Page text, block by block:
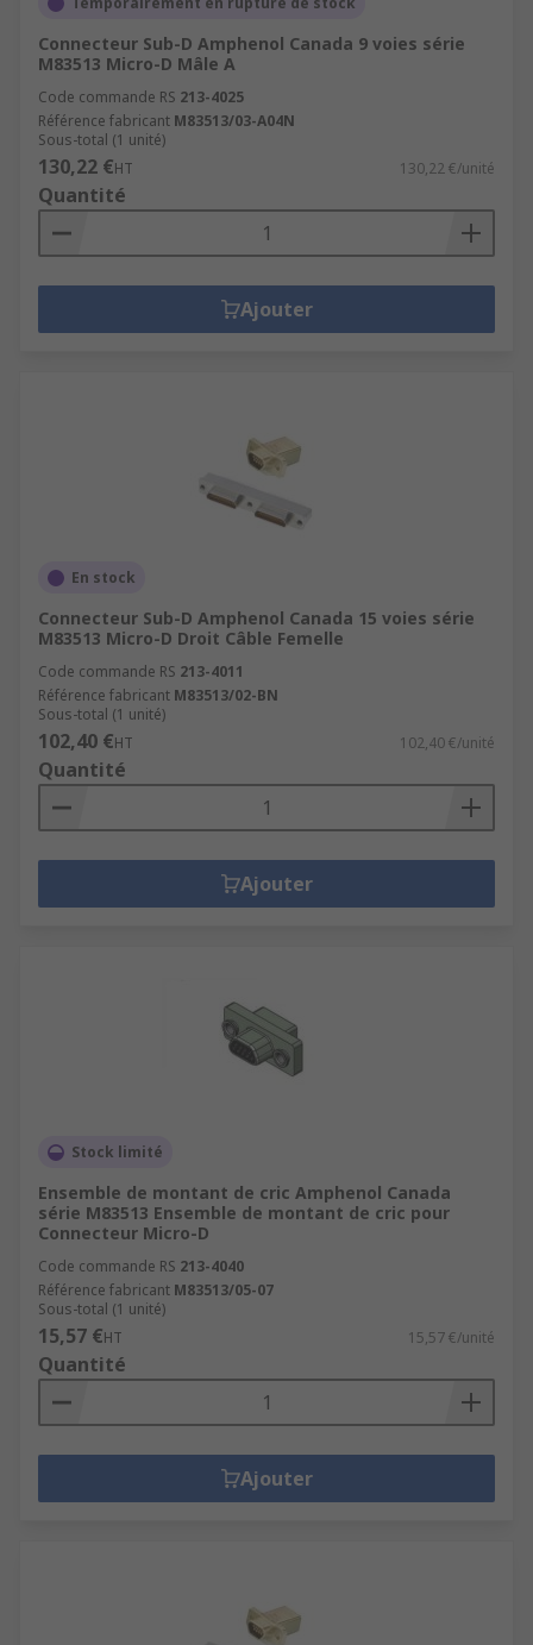
Connecteur Sub-D Amphenol Canada 9 voies série
M83513 Micro-D Mâle A
Code commande RS 213-4025
Référence fabricant M83513/03-A04N
Sous-total (1 unité)
130,22 €HT 130,22 €/unité
Quantité
Ajouter
En stock
Connecteur Sub-D Amphenol Canada 15 voies série
M83513 Micro-D Droit Câble Femelle
Code commande RS 213-4011
Référence fabricant M83513/02-BN
Sous-total (1 unité)
102,40 €HT 102,40 €/unité
Quantité
Ajouter
Stock limité
Ensemble de montant de cric Amphenol Canada
série M83513 Ensemble de montant de cric pour
Connecteur Micro-D
Code commande RS 213-4040
Référence fabricant M83513/05-07
Sous-total (1 unité)
15,57 €HT 15,57 €/unité
Quantité
Ajouter